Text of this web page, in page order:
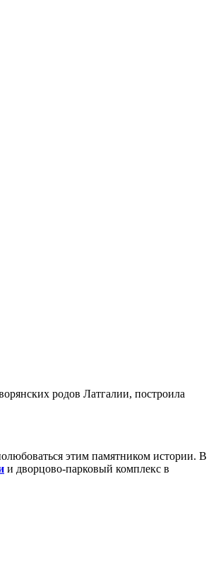
родов Латгалии, построила
этим памятником истории. В
и дворцово-парковый комплекс в